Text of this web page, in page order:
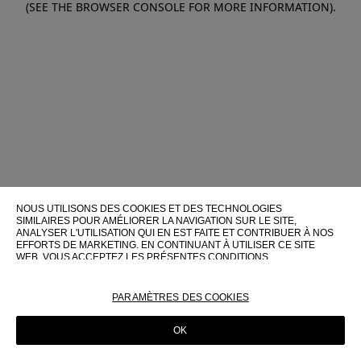
(SEE THE BROWSER CONSOLE FOR MORE INFORMATION).
NOUS UTILISONS DES COOKIES ET DES TECHNOLOGIES
SIMILAIRES POUR AMÉLIORER LA NAVIGATION SUR LE SITE,
ANALYSER L'UTILISATION QUI EN EST FAITE ET CONTRIBUER À NOS
EFFORTS DE MARKETING. EN CONTINUANT À UTILISER CE SITE
WEB, VOUS ACCEPTEZ LES PRÉSENTES CONDITIONS
POUR PLUS D'INFORMATIONS SUR CES TECHNOLOGIES ET LEUR
UTILISATION SUR CE SITE WEB, VEUILLEZ CONSULTER NOTRE
POLITIQUE EN MATIÈRE DE COOKIES
PARAMÈTRES DES COOKIES
OK